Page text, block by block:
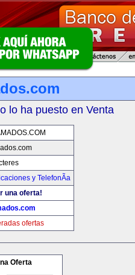
lo ha puesto en Venta
y TelefonÃ­a
una oferta!
ofertas
Oferta